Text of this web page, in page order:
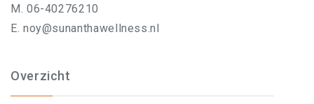
M. 06-40276210
E. noy@sunanthawellness.nl
Overzicht